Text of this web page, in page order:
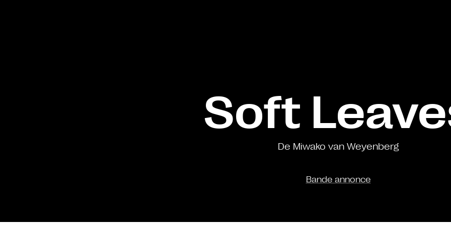
Soft
De Miwako van Weyenberg
Bande annonce